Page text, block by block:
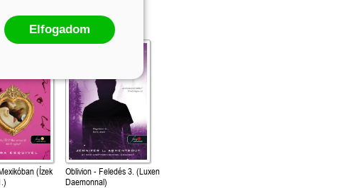
(Ízek
Oblivion - Feledés 3. (Luxen
Daemonnal)
Elfogadom